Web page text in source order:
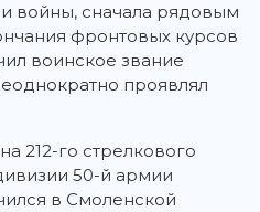
войны, сначала рядовым
фронтовых курсов
воинское звание
проявлял
212-го стрелкового
50-й армии
в Смоленской